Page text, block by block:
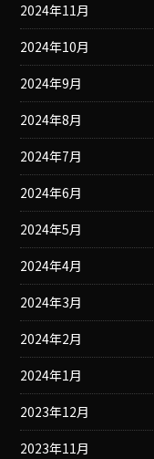
2024年11月
2024年10月
2024年9月
2024年8月
2024年7月
2024年6月
2024年5月
2024年4月
2024年3月
2024年2月
2024年1月
2023年12月
2023年11月